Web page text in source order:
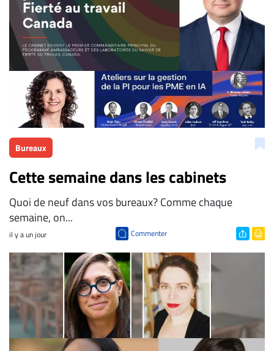
Bureaux
Cette semaine dans les cabinets
Quoi de neuf dans vos bureaux? Comme chaque
semaine, on...
il y a un jour Commenter